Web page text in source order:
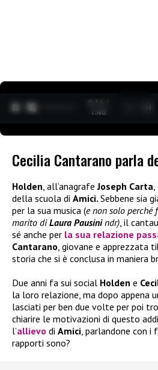
0:15 /
1:40
Cecilia Cantarano parla
Holden, all’anagrafe Joseph Carta
della scuola di Amici. Sebbene sia
per la sua musica (e non solo perché
marito diLaura Pausinindr), il
sé anche per la sua relazione
Cantarano, giovane e apprezzata
storia che si è conclusa in maniera
Due anni fa sui social Holden e
la loro relazione, ma dopo appena
lasciati per ben due volte per poi
chiarire le motivazioni di questo
l’allievo di Amici, parlandone con i
rapporti sono?